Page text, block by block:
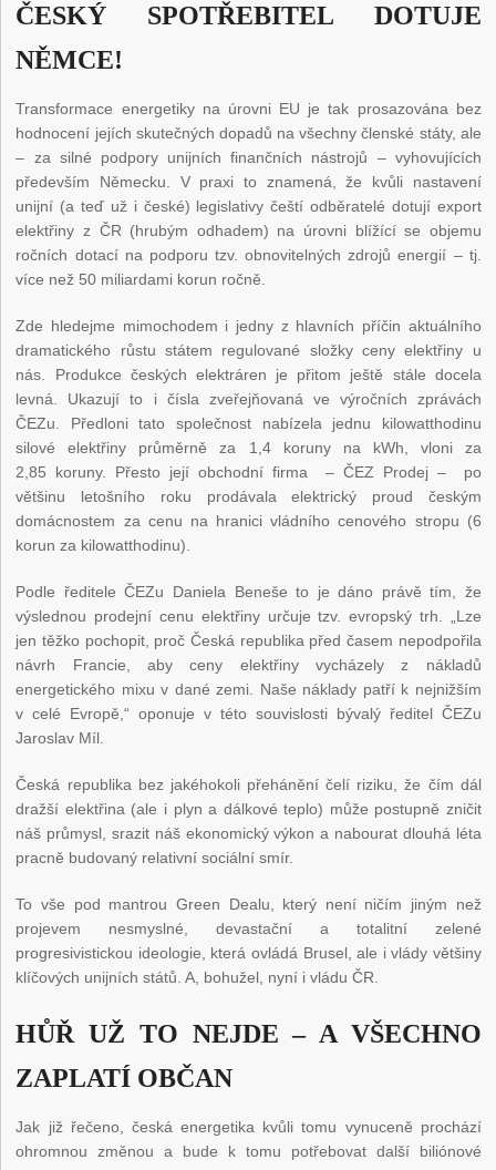
ČESKÝ SPOTŘEBITEL DOTUJE
NĚMCE!
Transformace energetiky na úrovni EU je tak prosazována bez
hodnocení jejích skutečných dopadů na všechny členské státy, ale
– za silné podpory unijních finančních nástrojů – vyhovujících
především Německu. V praxi to znamená, že kvůli nastavení
unijní (a teď už i české) legislativy čeští odběratelé dotují export
elektřiny z ČR (hrubým odhadem) na úrovni blížící se objemu
ročních dotací na podporu tzv. obnovitelných zdrojů energií – tj.
více než 50 miliardami korun ročně.
Zde hledejme mimochodem i jedny z hlavních příčin aktuálního
dramatického růstu státem regulované složky ceny elektřiny u
nás. Produkce českých elektráren je přitom ještě stále docela
levná. Ukazují to i čísla zveřejňovaná ve výročních zprávách
ČEZu. Předloni tato společnost nabízela jednu kilowatthodinu
silové elektřiny průměrně za 1,4 koruny na kWh, vloni za
2,85 koruny. Přesto její obchodní firma – ČEZ Prodej – po
většinu letošního roku prodávala elektrický proud českým
domácnostem za cenu na hranici vládního cenového stropu (6
korun za kilowatthodinu).
Podle ředitele ČEZu Daniela Beneše to je dáno právě tím, že
výslednou prodejní cenu elektřiny určuje tzv. evropský trh. „Lze
jen těžko pochopit, proč Česká republika před časem nepodpořila
návrh Francie, aby ceny elektřiny vycházely z nákladů
energetického mixu v dané zemi. Naše náklady patří k nejnižším
v celé Evropě,“ oponuje v této souvislosti bývalý ředitel ČEZu
Jaroslav Míl.
Česká republika bez jakéhokoli přehánění čelí riziku, že čím dál
dražší elektřina (ale i plyn a dálkové teplo) může postupně zničit
náš průmysl, srazit náš ekonomický výkon a nabourat dlouhá léta
pracně budovaný relativní sociální smír.
To vše pod mantrou Green Dealu, který není ničím jiným než
projevem nesmyslné, devastační a totalitní zelené
progresivistickou ideologie, která ovládá Brusel, ale i vlády většiny
klíčových unijních států. A, bohužel, nyní i vládu ČR.
HŮŘ UŽ TO NEJDE – A VŠECHNO
ZAPLATÍ OBČAN
Jak již řečeno, česká energetika kvůli tomu vynuceně prochází
ohromnou změnou a bude k tomu potřebovat další biliónové